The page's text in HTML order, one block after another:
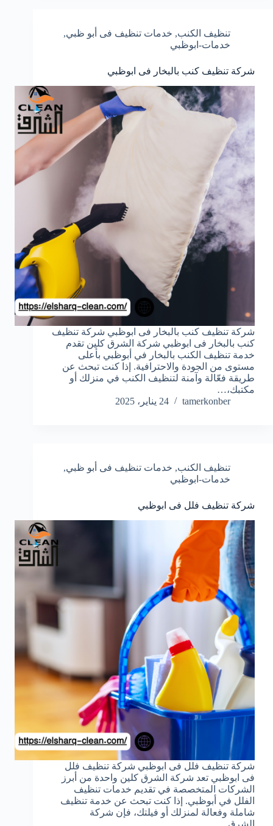
تنظيف الكنب, خدمات تنظيف فى أبو ظبي,
خدمات-ابوظبي
شركة تنظيف كنب بالبخار فى ابوظبي
شركة تنظيف كنب بالبخار فى ابوظبي شركة تنظيف
كنب بالبخار فى ابوظبي شركة الشرق كلين تقدم
خدمة تنظيف الكنب بالبخار في أبوظبي بأعلى
مستوى من الجودة والاحترافية. إذا كنت تبحث عن
طريقة فعّالة وآمنة لتنظيف الكنب في منزلك أو
مكتبك،…
tamerkonber
24 يناير، 2025
تنظيف الكنب, خدمات تنظيف فى أبو ظبي,
خدمات-ابوظبي
شركة تنظيف فلل فى ابوظبي
شركة تنظيف فلل فى ابوظبي شركة تنظيف فلل
فى ابوظبي تعد شركة الشرق كلين واحدة من أبرز
الشركات المتخصصة في تقديم خدمات تنظيف
الفلل في أبوظبي. إذا كنت تبحث عن خدمة تنظيف
شاملة وفعالة لمنزلك أو فيلتك، فإن شركة